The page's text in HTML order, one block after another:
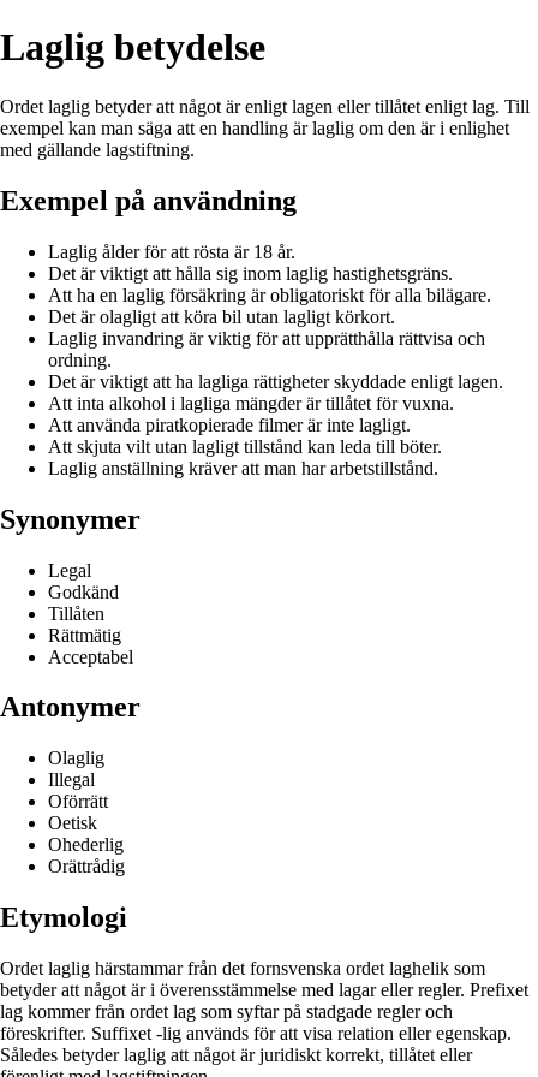
Laglig betydelse
Ordet laglig betyder att något är enligt lagen eller tillåtet enligt lag. Till
exempel kan man säga att en handling är laglig om den är i enlighet
med gällande lagstiftning.
Exempel på användning
Laglig ålder för att rösta är 18 år.
Det är viktigt att hålla sig inom laglig hastighetsgräns.
Att ha en laglig försäkring är obligatoriskt för alla bilägare.
Det är olagligt att köra bil utan lagligt körkort.
Laglig invandring är viktig för att upprätthålla rättvisa och
ordning.
Det är viktigt att ha lagliga rättigheter skyddade enligt lagen.
Att inta alkohol i lagliga mängder är tillåtet för vuxna.
Att använda piratkopierade filmer är inte lagligt.
Att skjuta vilt utan lagligt tillstånd kan leda till böter.
Laglig anställning kräver att man har arbetstillstånd.
Synonymer
Legal
Godkänd
Tillåten
Rättmätig
Acceptabel
Antonymer
Olaglig
Illegal
Oförrätt
Oetisk
Ohederlig
Orättrådig
Etymologi
Ordet laglig härstammar från det fornsvenska ordet laghelik som
betyder att något är i överensstämmelse med lagar eller regler. Prefixet
lag kommer från ordet lag som syftar på stadgade regler och
föreskrifter. Suffixet -lig används för att visa relation eller egenskap.
Således betyder laglig att något är juridiskt korrekt, tillåtet eller